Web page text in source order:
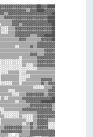
░░▒▒▒▒▒▒▓▓▓▓▓▓▓▓▓▓▓▓▓▓